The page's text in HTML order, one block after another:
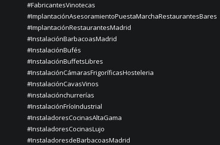
#FabricantesVinotecas
#ImplantaciónAsesoramientoPuestaMarchaRestaurantesBares
#ImplantaciónRestaurantesMadrid
#InstalaciónBarbacoasMadrid
#InstalaciónBufés
#InstalaciónBuffetsLibres
#InstalaciónCámarasFrigoríficasHosteleria
#InstalaciónCavasVinos
#instalaciónchurrerías
#InstalaciónFríoIndustrial
#InstaladoresCocinasAltaGama
#InstaladoresCocinasLujo
#InstaladoresdeBarbacoasMadrid